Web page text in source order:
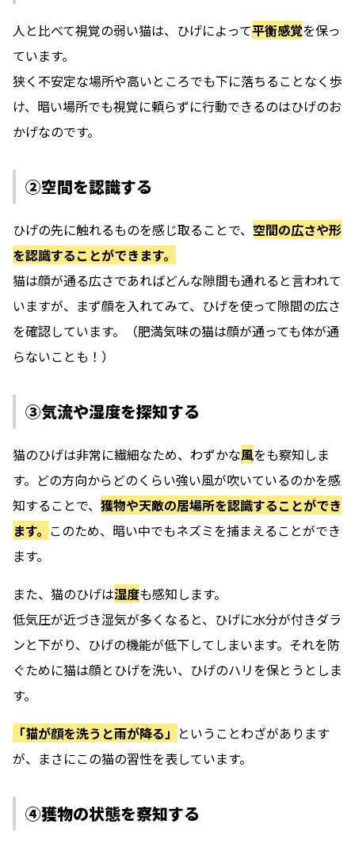
人と比べて視覚の弱い猫は、ひげによって平衡感覚を保っ
ています。
狭く不安定な場所や高いところでも下に落ちることなく歩
け、暗い場所でも視覚に頼らずに行動できるのはひげのお
かげなのです。
②空間を認識する
ひげの先に触れるものを感じ取ることで、 空間の広さや形
を認識することができます。
猫は顔が通る広さであればどんな隙間も通れると言われて
いますが、まず顔を入れてみて、ひげを使って隙間の広さ
を確認しています。（肥満気味の猫は顔が通っても体が通
らないことも！）
③気流や湿度を探知する
猫のひげは非常に繊細なため、わずかな風をも察知しま
す。どの方向からどのくらい強い風が吹いているのかを感
知することで、 獲物や天敵の居場所を認識することができ
ます。 このため、暗い中でもネズミを捕まえることができ
ます。
また、猫のひげは湿度も感知します。
低気圧が近づき湿気が多くなると、ひげに水分が付きダラ
ンと下がり、ひげの機能が低下してしまいます。それを防
ぐために猫は顔とひげを洗い、ひげのハリを保とうとしま
す。
「猫が顔を洗うと雨が降る」 ということわざがあります
が、まさにこの猫の習性を表しています。
④獲物の状態を察知する